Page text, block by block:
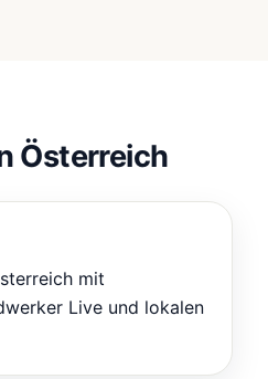
Österreich
mit
Live und lokalen